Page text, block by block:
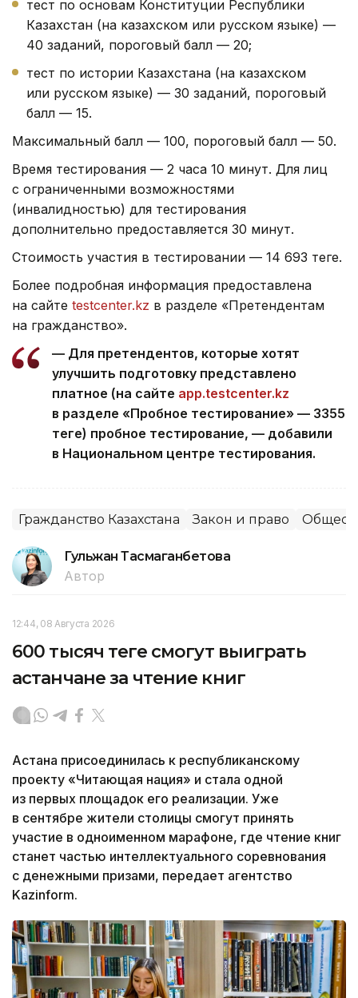
тест по основам Конституции Республики
Казахстан (на казахском или русском языке) —
40 заданий, пороговый балл — 20;
тест по истории Казахстана (на казахском
или русском языке) — 30 заданий, пороговый
балл — 15.
Максимальный балл — 100, пороговый балл — 50.
Время тестирования — 2 часа 10 минут. Для лиц
с ограниченными возможностями
(инвалидностью) для тестирования
дополнительно предоставляется 30 минут.
Стоимость участия в тестировании — 14 693 теңге.
Более подробная информация предоставлена
на сайте testcenter.kz в разделе «Претендентам
на гражданство».
— Для претендентов, которые хотят
улучшить подготовку представлено
платное (на сайте app.testcenter.kz
в разделе «Пробное тестирование» — 3355
теңге) пробное тестирование, — добавили
в Национальном центре тестирования.
Гражданство Казахстана Закон и право
Гульжан Тасмаганбетова
Автор
12:44, 08 Августа 2026
600 тысяч теңге смогут выиграть
астанчане за чтение книг
Астана присоединилась к республиканскому
проекту «Читающая нация» и стала одной
из первых площадок его реализации. Уже
в сентябре жители столицы смогут принять
участие в одноименном марафоне, где чтение книг
станет частью интеллектуального соревнования
с денежными призами, передает агентство
Kazinform.